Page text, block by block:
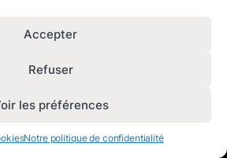
Accepter
Refuser
les préférences
Notre politique de confidentialité